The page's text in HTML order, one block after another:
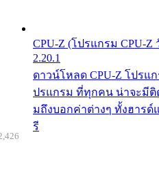
CPU-Z (โปรแกรม CPU-
2.20.1
ดาวน์โหลด CPU-Z โปรแ
ปรแกรม ที่ทุกคน น่าจะมีติ
มถึงบอกค่าต่างๆ ทั้งฮารด์
รี